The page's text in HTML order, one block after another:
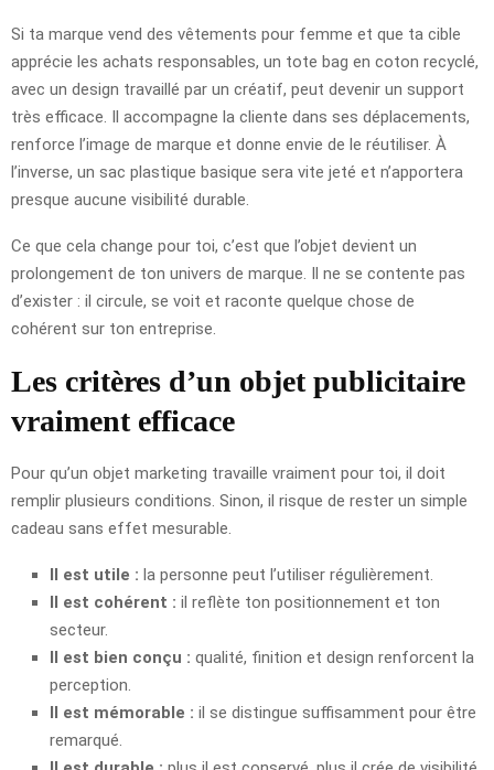
Si ta marque vend des vêtements pour femme et que ta cible
apprécie les achats responsables, un tote bag en coton recyclé,
avec un design travaillé par un créatif, peut devenir un support
très efficace. Il accompagne la cliente dans ses déplacements,
renforce l’image de marque et donne envie de le réutiliser. À
l’inverse, un sac plastique basique sera vite jeté et n’apportera
presque aucune visibilité durable.
Ce que cela change pour toi, c’est que l’objet devient un
prolongement de ton univers de marque. Il ne se contente pas
d’exister : il circule, se voit et raconte quelque chose de
cohérent sur ton entreprise.
Les critères d’un objet publicitaire
vraiment efficace
Pour qu’un objet marketing travaille vraiment pour toi, il doit
remplir plusieurs conditions. Sinon, il risque de rester un simple
cadeau sans effet mesurable.
Il est utile : la personne peut l’utiliser régulièrement.
Il est cohérent : il reflète ton positionnement et ton
secteur.
Il est bien conçu : qualité, finition et design renforcent la
perception.
Il est mémorable : il se distingue suffisamment pour être
remarqué.